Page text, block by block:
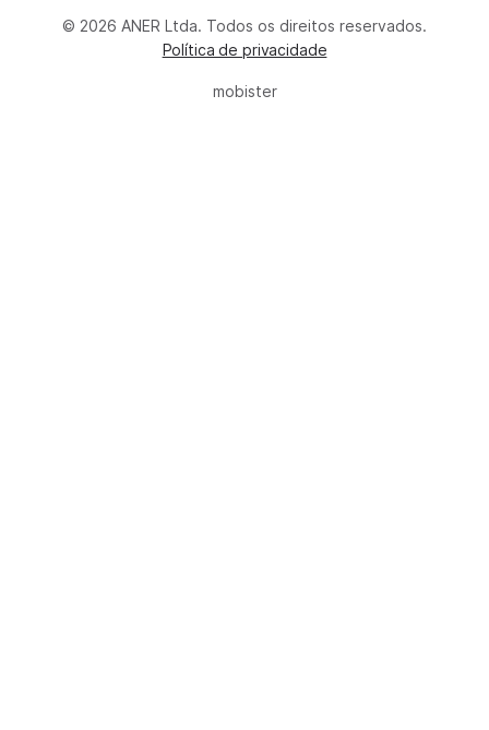
© 2026 ANER Ltda. Todos os direitos reservados.
Política de privacidade
mobister